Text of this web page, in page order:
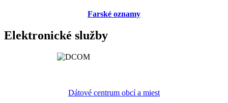
Farské oznamy
Elektronické služby
Dátové centrum obcí a miest